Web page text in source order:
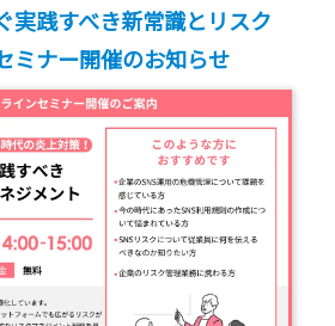
実践すべき新常識とリスク
ミナー開催のお知らせ